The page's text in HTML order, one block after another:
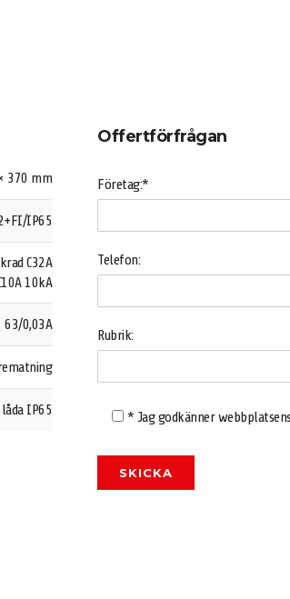
370 mm
IP65
C32A
10kA
63/0,03A
IP65
Offertförfrågan
Företag:*
Telefon:
Rubrik:
* Jag godkänner webbplatsens